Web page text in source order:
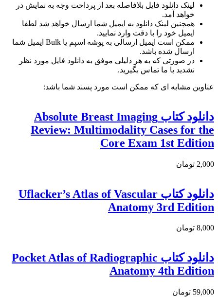
لینک دانلود فایل بلافاصله بعد از پرداخت وجه به نمایش در
خواهد آمد.
همچنین لینک دانلود به ایمیل شما ارسال خواهد شد لطفا
ایمیل خود را با دقت وارد نمایید.
ممکن است ایمیل ارسالی به پوشه اسپم یا Bulk ایمیل شما
ارسال شده باشد.
در صورتی که به هر دلیلی موفق به دانلود فایل مورد نظر
نشدید با ما تماس بگیرید.
عناوین مشابه ای که ممکن است مورد پسند شما باشد:
دانلود كتاب Absolute Breast Imaging
Review: Multimodality Cases for the
Core Exam 1st Edition
2,000 تومان
دانلود کتاب Uflacker’s Atlas of Vascular
Anatomy 3rd Edition
8,000 تومان
دانلود کتاب Pocket Atlas of Radiographic
Anatomy 4th Edition
59,000 تومان